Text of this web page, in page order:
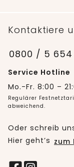
Kontaktiere
0800 / 5 654
Service Hotline
Mo.-Fr. 8:00 –
Regulärer
abweichend.
Oder schreib
Hier geht’s